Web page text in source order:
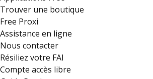
Trouver une boutique
Free Proxi
Assistance en ligne
Nous contacter
Résiliez votre FAI
Compte accès libre